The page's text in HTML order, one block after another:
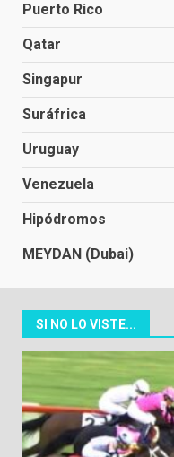
Puerto Rico
Qatar
Singapur
Suráfrica
Uruguay
Venezuela
Hipódromos
MEYDAN (Dubai)
SI NO LO VISTE...